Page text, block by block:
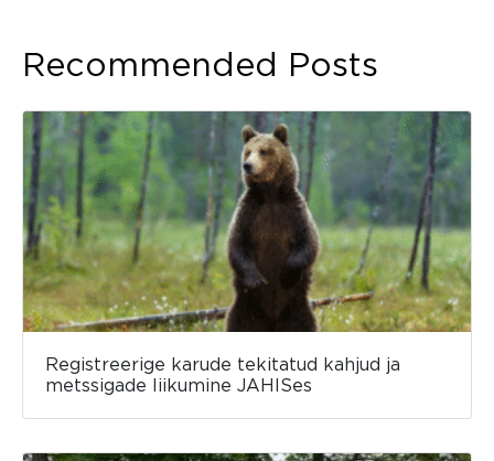
Recommended Posts
Registreerige karude tekitatud kahjud ja
metssigade liikumine JAHISes